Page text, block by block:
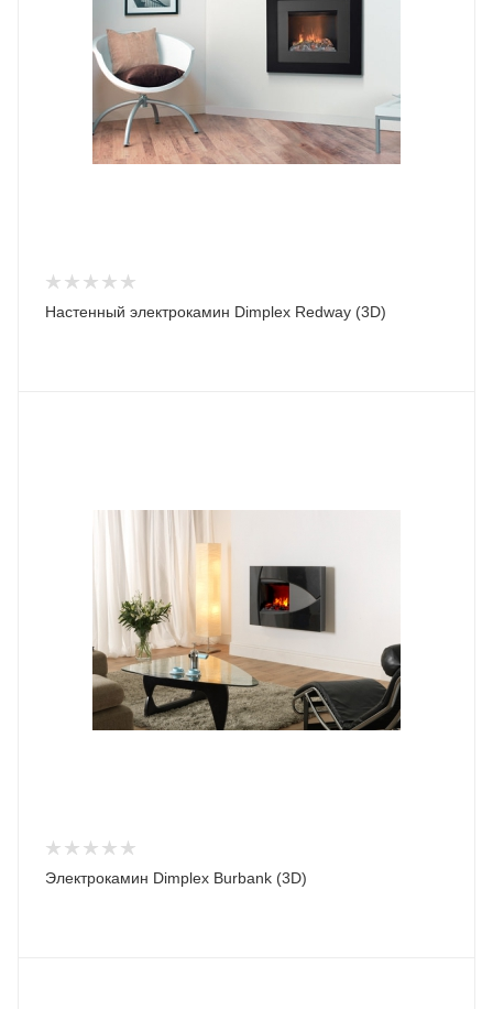
Настенный электрокамин Dimplex Redway (3D)
Электрокамин Dimplex Burbank (3D)